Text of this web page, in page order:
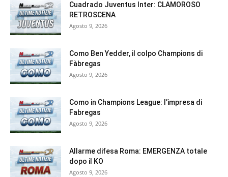
Cuadrado Juventus Inter: CLAMOROSO
RETROSCENA
Agosto 9, 2026
Como Ben Yedder, il colpo Champions di
Fàbregas
Agosto 9, 2026
Como in Champions League: l’impresa di
Fabregas
Agosto 9, 2026
Allarme difesa Roma: EMERGENZA totale
dopo il KO
Agosto 9, 2026